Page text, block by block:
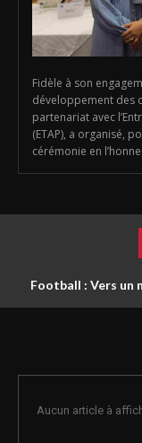
Fidèle à son
développement des
partenariat avec
(ETAP), a organisé,
cérémonie en
Football : Vers un
Aucun article à